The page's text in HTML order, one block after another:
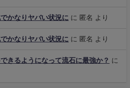
かなりヤバい状況に に 匿名 より
かなりヤバい状況に に 匿名 より
きるようになって流石に最強か？ に